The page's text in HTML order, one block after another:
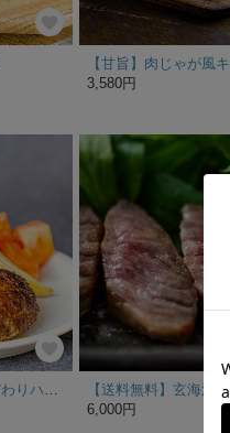
3,580円
【単品】足助紅牛のこだわりハンバーグ
6,000円